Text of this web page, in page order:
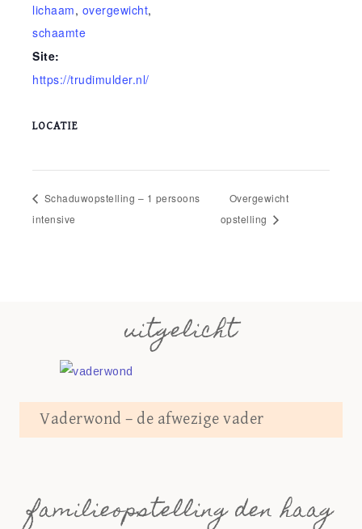
lichaam, overgewicht,
schaamte
Site:
https://trudimulder.nl/
LOCATIE
Schaduwopstelling – 1 persoons
intensive
Overgewicht
opstelling
uitgelicht
Vaderwond – de afwezige vader
familieopstelling den haag